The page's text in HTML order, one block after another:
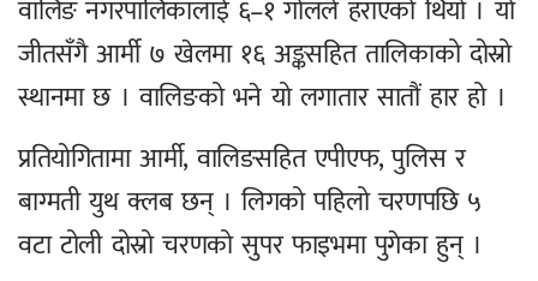
वालिङ नगरपालिकालाई ६–१ गोलले हराएको थियो । यो
जीतसँगै आर्मी ७ खेलमा १६ अङ्कसहित तालिकाको दोस्रो
स्थानमा छ । वालिङको भने यो लगातार सातौं हार हो ।
प्रतियोगितामा आर्मी, वालिङसहित एपीएफ, पुलिस र
बाग्मती युथ क्लब छन् । लिगको पहिलो चरणपछि ५
वटा टोली दोस्रो चरणको सुपर फाइभमा पुगेका हुन् ।